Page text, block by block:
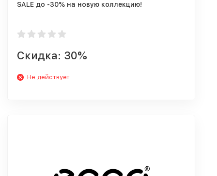
SALE до -30% на новую коллекцию!
Скидка: 30%
Не действует